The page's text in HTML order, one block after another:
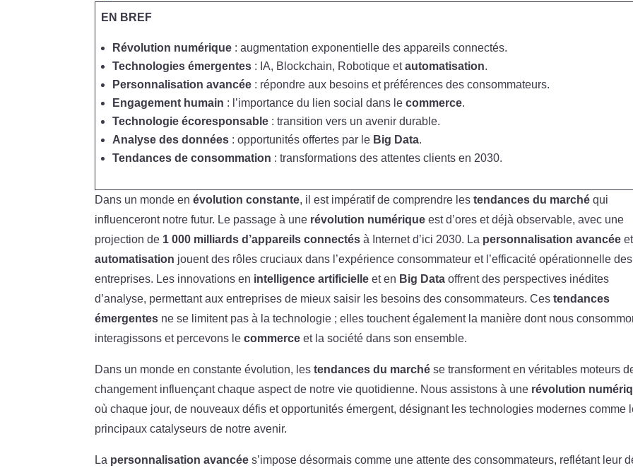
EN BREF
Révolution numérique : augmentation exponentielle des appareils connectés.
Technologies émergentes : IA, Blockchain, Robotique etautomatisation.
Personnalisation avancée : répondre aux besoins et préférences des consommateurs.
Engagement humain : l’importance du lien social dans lecommerce.
Technologie écoresponsable : transition vers un avenir durable.
Analyse des données : opportunités offertes par le Big Data.
Tendances de consommation : transformations des attentes clients en 2030.
Dans un monde enévolution constante, il est impératif de comprendre lestendances du marché qui
influenceront notre futur. Le passage à une révolution numérique est d’ores et déjà observable, avec une
projection de 1 000 milliards d’appareils connectés à Internet d’ici 2030. La personnalisation avancée
automatisation jouent des rôles cruciaux dans l’expérience consommateur et l’efficacité opérationnelle des
entreprises. Les innovations en intelligence artificielle et en Big Data offrent des perspectives inédites
d’analyse, permettant aux entreprises de mieux saisir les besoins des consommateurs. Cestendances
émergentes ne se limitent pas à la technologie ; elles touchent également la manière dont nous
interagissons et percevons lecommerce et la société dans son ensemble.
Dans un monde en constante évolution, lestendances du marché se transforment en véritables moteurs
changement influençant chaque aspect de notre vie quotidienne. Nous assistons à une révolution
où chaque jour, de nouveaux défis et opportunités émergent, désignant les technologies modernes comme
principaux catalyseurs de notre avenir.
La personnalisation avancée s’impose désormais comme une attente des consommateurs, reflétant leur